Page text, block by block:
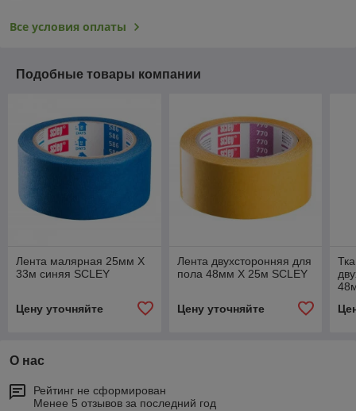
Все условия оплаты
Подобные товары компании
Лента малярная 25мм Х
33м синяя SCLEY
Цену уточняйте
Лента двухсторонняя для
пола 48мм Х 25м SCLEY
Цену уточняйте
О нас
Рейтинг не сформирован
Менее 5 отзывов за последний год